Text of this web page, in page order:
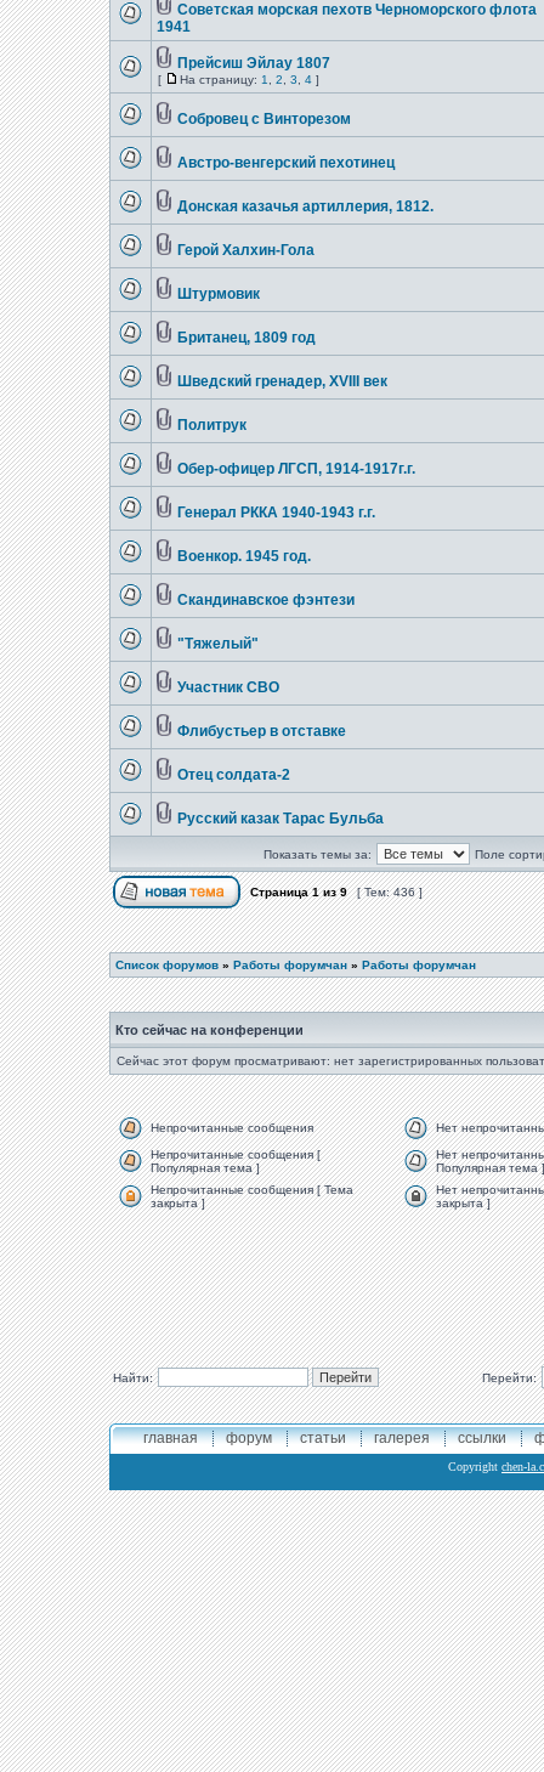
Советская морская пехотв Черноморского флота
1941
Прейсиш Эйлау 1807
[ На страницу: 1 2 3 4 ]
Собровец с Винторезом
Австро-венгерский пехотинец
Донская казачья артиллерия, 1812.
Герой Халхин-Гола
Штурмовик
Британец, 1809 год
Шведский гренадер, XVIII век
Политрук
Обер-офицер ЛГСП, 1914-1917г.г.
Генерал РККА 1940-1943 г.г.
Военкор. 1945 год.
Скандинавское фэнтези
"Тяжелый"
Участник СВО
Флибустьер в отставке
Отец солдата-2
Русский казак Тарас Бульба
Показать темы за: Поле
Страница1из9 [ Тем: 436 ]
Список форумов » Работы форумчан » Работы форумчан
Кто сейчас на конференции
Сейчас этот форум просматривают: нет зарегистрированных
Непрочитанные сообщения
Нет
Непрочитанные сообщения [
Популярная тема ]
Нет
Популярная тема ]
Непрочитанные сообщения [ Тема
закрыта ]
Нет
закрыта ]
Найти: Перейти:
главная форум статьи галерея ссылки
Copyright chen-